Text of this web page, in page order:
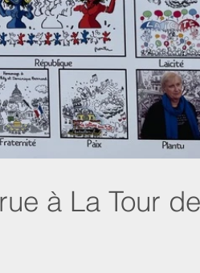
à La Tour de